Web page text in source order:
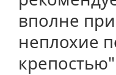
вполне
неплохие